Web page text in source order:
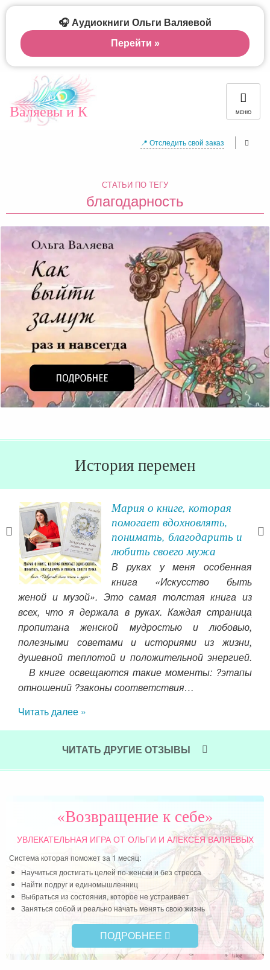
Валяевы и К МЕНЮ
📍 Отследить свой заказ
СТАТЬИ ПО ТЕГУ
благодарность
История перемен
Мария о книге, которая
помогает вдохновлять,
понимать, благодарить и
любить своего мужа
В руках у меня особенная
книга «Искусство быть
женой и музой». Это самая толстая книга из
всех, что я держала в руках. Каждая страница
пропитана женской мудростью и любовью,
полезными советами и историями из жизни,
душевной теплотой и положительной энергией.
⠀ В книге освещаются такие моменты: ?этапы
отношений ?законы соответствия…
Читать далее »
ЧИТАТЬ ДРУГИЕ ОТЗЫВЫ
«Возвращение к себе»
УВЛЕКАТЕЛЬНАЯ ИГРАОТ ОЛЬГИ И АЛЕКСЕЯ ВАЛЯЕВЫХ
Система которая поможет за 1 месяц:
Научиться достигать целей по-женски и без стресса
Найти подруг и единомышленниц
Выбраться из состояния, которое не устраивает
Заняться собой и реально начать менять свою жизнь
ПОДРОБНЕЕ
🎧 Аудиокниги Ольги Валяевой
Перейти »